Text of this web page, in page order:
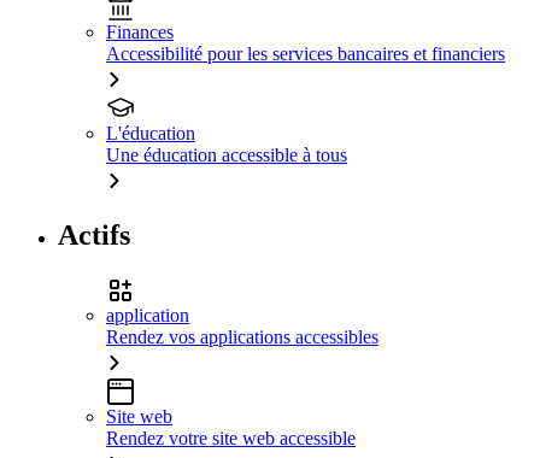
Finances
Accessibilité pour les services bancaires et financiers
L'éducation
Une éducation accessible à tous
Actifs
application
Rendez vos applications accessibles
Site web
Rendez votre site web accessible